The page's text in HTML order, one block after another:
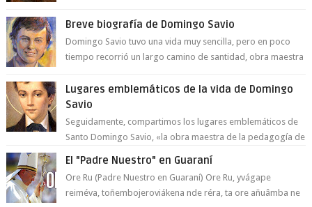
Breve biografía de Domingo Savio
Domingo Savio tuvo una vida muy sencilla, pero en poco
tiempo recorrió un largo camino de santidad, obra maestra
Lugares emblemáticos de la vida de Domingo
Savio
Seguidamente, compartimos los lugares emblemáticos de
Santo Domingo Savio, «la obra maestra de la pedagogía de
El "Padre Nuestro" en Guaraní
Ore Ru (Padre Nuestro en Guaraní) Ore Ru, yvágape
reiméva, toñembojeroviákena nde réra, ta ore añuâmba ne